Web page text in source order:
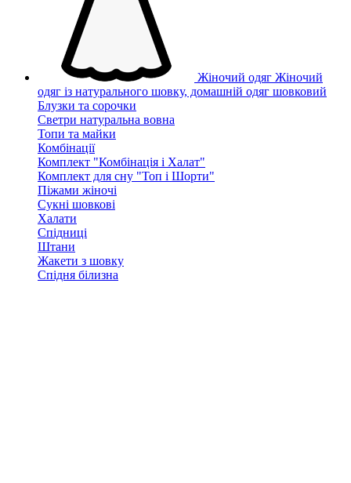
Жіночий одяг Жіночий
одяг із натурального шовку, домашній одяг шовковий
Блузки та сорочки
Светри натуральна вовна
Топи та майки
Комбінації
Комплект "Комбінація і Халат"
Комплект для сну "Топ і Шорти"
Піжами жіночі
Сукні шовкові
Халати
Спідниці
Штани
Жакети з шовку
Спідня білизна